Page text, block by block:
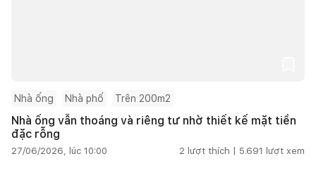
Nhà ống Nhà phố Trên 200m2
Nhà ống vẫn thoáng và riêng tư nhờ thiết kế mặt tiền
đặc rỗng
27/06/2026, lúc 10:00 2 lượt thích | 5.691 lượt xem